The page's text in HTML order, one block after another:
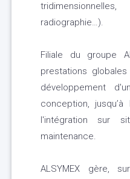
radiographie…).
Filiale du groupe
prestations
développement
conception,
l'intégration sur
maintenance.
ALSYMEX gère,